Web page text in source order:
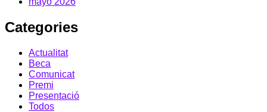
Categories
Actualitat
Beca
Comunicat
Premi
Presentació
Todos